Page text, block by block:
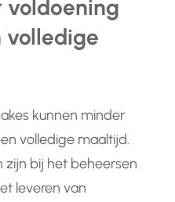
voldoening
volledige
kunnen minder
volledige maaltijd.
zijn bij het beheersen
leveren van